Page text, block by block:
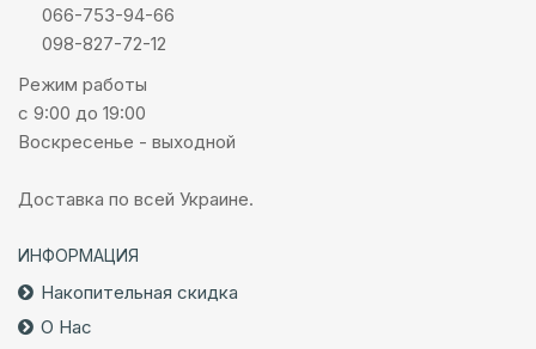
066-753-94-66
098-827-72-12
Режим работы
с 9:00 до 19:00
Воскресенье - выходной
Доставка по всей Украине.
ИНФОРМАЦИЯ
Накопительная скидка
О Нас